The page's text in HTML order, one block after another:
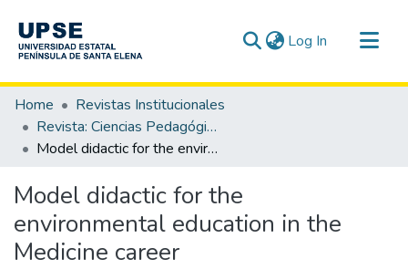
Log In (current)
Communities & Collections
All of DSpace
Statistics
Home
Revistas Institucionales
Revista: Ciencias Pedagógicas e Innovación - CPI / OAI-PMH
Model didactic for the environmental education in the Medicine career
Model didactic for the
environmental education in the
Medicine career